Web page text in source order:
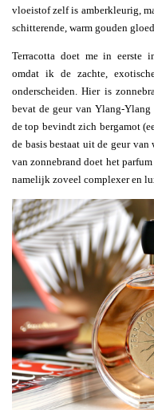
vloeistof zelf is amberkleurig,
schitterende, warm gouden
Terracotta doet me in eerste
omdat ik de zachte,
onderscheiden. Hier is
bevat de geur van Ylang-Ylang
de top bevindt zich bergamot
de basis bestaat uit de geur
van zonnebrand doet het
namelijk zoveel complexer en